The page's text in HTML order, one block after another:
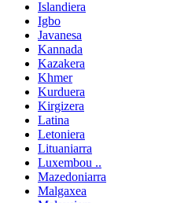
Islandiera
Igbo
Javanesa
Kannada
Kazakera
Khmer
Kurduera
Kirgizera
Latina
Letoniera
Lituaniarra
Luxembou ..
Mazedoniarra
Malgaxea